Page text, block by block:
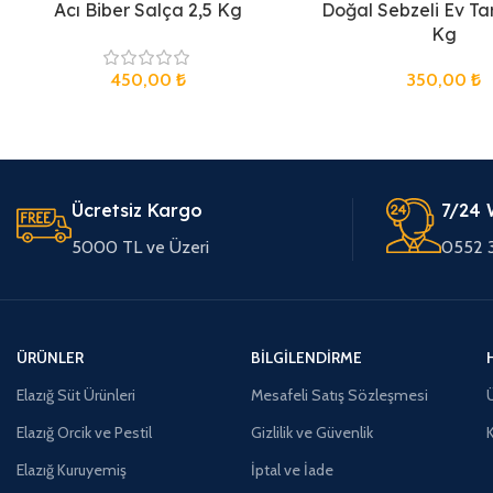
Acı Biber Salça 2,5 Kg
450,00 ₺
Doğal Sebzeli Ev
Kg
350,00₺
Ücretsiz Kargo
5000 TL ve Üzeri
7/24
0552
ÜRÜNLER
Elazığ Süt Ürünleri
Elazığ Orcik ve Pestil
Elazığ Kuruyemiş
BILGILENDIRME
Mesafeli Satış Sözleşmesi
Gizlilik ve Güvenlik
İptal ve İade